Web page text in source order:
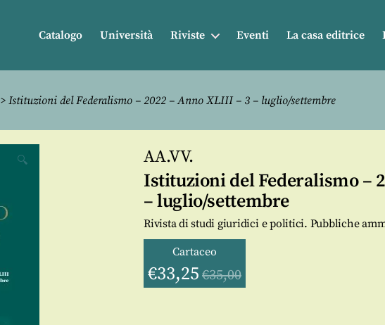
Catalogo Università Riviste Eventi La casa editrice
> Istituzioni del Federalismo – 2022 – Anno XLIII – 3 – luglio/settembre
🔍 AA.VV.
Istituzioni del Federalismo –
– luglio/settembre
Rivista di studi giuridici e politici. Pubbliche
Cartaceo
€33,25 €35,00